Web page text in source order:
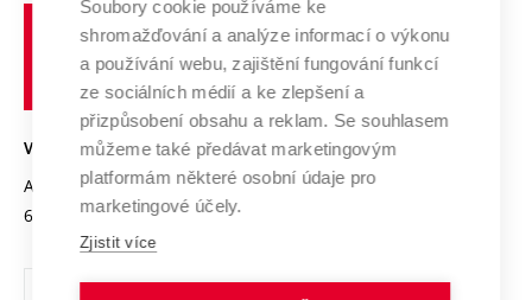
Výzkumné infrastruktury
Transfer znalostí
Open Science
Projekty
Projekty ze strukturálních fondů
Specifický výzkum
Spolupráce se školami
Služby univerzity
Mezinárodní dohody
Univerzitní sítě
Udržitelná univerzita
Podnikavá univerzita / ContriBUTe
Bezpečná univerzita
Vyznamenání
Organizační struktura
učení
technické
VYSOKÉ UČENÍ TECHNICKÉ V BRNĚ
Antonínská 548/1
602 00 Brno
www.vut.cz
vut@vutbr.cz
Soubory cookie používáme ke
shromažďování a analýze informací o výkonu
a používání webu, zajištění fungování funkcí
ze sociálních médií a ke zlepšení a
přizpůsobení obsahu a reklam. Se souhlasem
můžeme také předávat marketingovým
platformám některé osobní údaje pro
marketingové účely.
Zjistit více